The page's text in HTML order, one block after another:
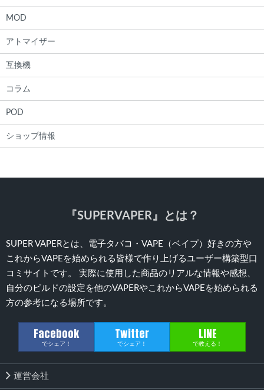
MOD
アトマイザー
互換機
コラム
POD
ショップ情報
『SUPERVAPER』とは？
SUPER VAPERとは、電子タバコ・VAPE（ベイプ）好きの方や
これからVAPEを始められる皆様で作り上げるユーザー構築型口
コミサイトです。 実際に使用した商品のリアルな情報や感想、
自分のビルドの設定を他のVAPERやこれからVAPEを始められる
方の参考になる場所です。
Facebook
でシェア！
Twitter
でシェア！
LINE
で教える！
運営会社